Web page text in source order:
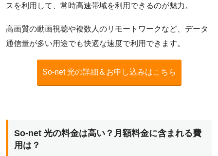
スを利用して、常時高速帯域を利用できるのが魅力。
高画質の動画視聴や複数人のリモートワークなど、データ
通信量が多い用途でも快適な速度で利用できます。
So-net 光の詳細＆お申し込みはこちら
So-net 光の料金は高い？月額料金に含まれる費
用は？